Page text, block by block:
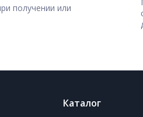
получении или
Каталог